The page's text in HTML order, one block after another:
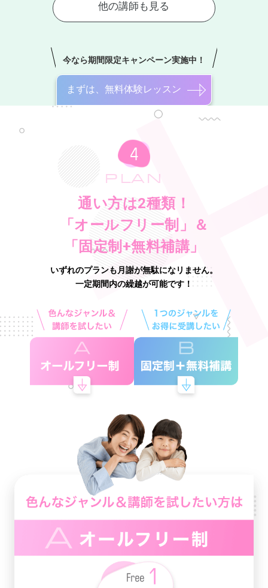
今なら期間限定キャンペーン実施中！
まずは、無料体験レッスン
PLAN
通い方は2種類！
「オールフリー制」＆
「固定制+無料補講」
いずれのプランも月謝が無駄になリません。
一定期間内の繰越が可能です！